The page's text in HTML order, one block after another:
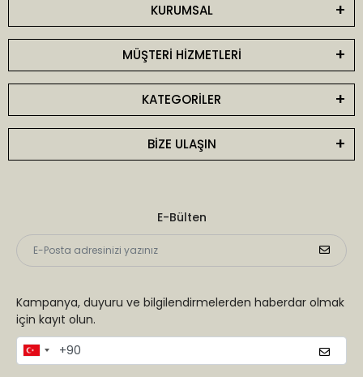
KURUMSAL
MÜŞTERİ HİZMETLERİ
KATEGORİLER
BİZE ULAŞIN
E-Bülten
Kampanya, duyuru ve bilgilendirmelerden haberdar olmak
için kayıt olun.